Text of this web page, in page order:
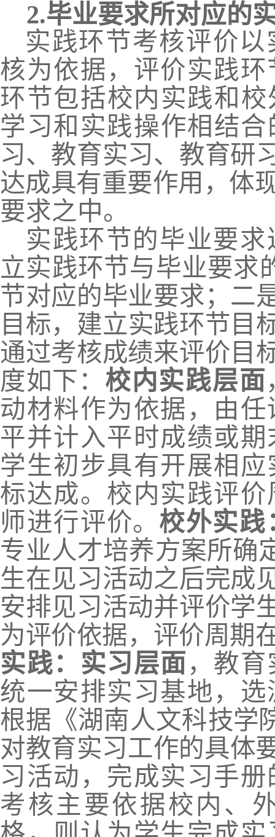
2.毕业要求所对应的
实践环节考核评价
核为依据 ， 评价实践环
环节包括校内实践和
学习和实践操作相结合
习、教育实习、教育研
达成具有重要作用 ， 体
要求之中。
实践环节的毕业要
立实践环节与毕业要求
节对应的毕业要求；二
目标， 建立实践环节目
通过考核成绩来评价目
度如下： 校内实践层面
动材料作为依据 ， 由
平并计入平时成绩或期
学生初步具有开展相
标达成。校内实践评
师进行评价。 校外实践
专业人才培养方案所确
生在见习活动之后完成
安排见习活动并评价学
为评价依据， 评价周期
实践：实习层面 ， 教育
统一安排实习基地 ， 选
根据《湖南人文科技学
对教育实习工作的具体
习活动 ， 完成实习手
考核主要依据校内、